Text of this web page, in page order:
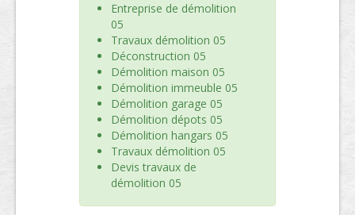
Entreprise de démolition
05
Travaux démolition 05
Déconstruction 05
Démolition maison 05
Démolition immeuble 05
Démolition garage 05
Démolition dépots 05
Démolition hangars 05
Travaux démolition 05
Devis travaux de
démolition 05